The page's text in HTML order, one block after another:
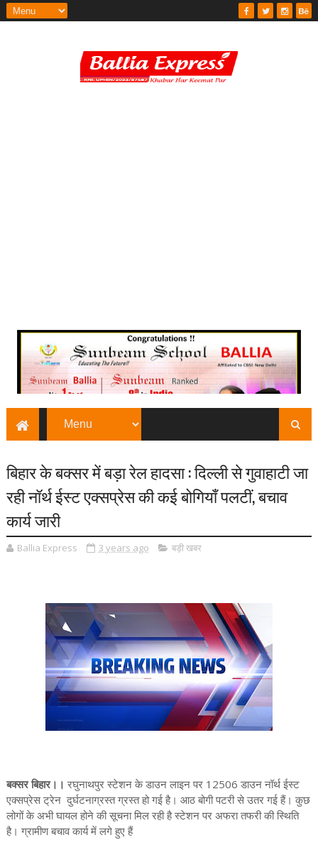
बिहार के बक्सर में बड़ा रेल हादसा : दिल्ली से गुवाहाटी जा
रही नॉर्थ ईस्ट एक्सप्रेस की कई बोगियाँ पलटीं, बचाव
कार्य जारी
Ballia Express 3 years ago बड़ी खबर
बक्सर बिहार।। रघुनाथपुर स्टेशन के डाउन लाइन पर 12506 डाउन नॉर्थ ईस्ट
एक्सप्रेस ट्रेन दुर्घटनाग्रस्त ग्रस्त हो गई है। आठ बोगी पटरी से उतर गई हैं। कुछ
लोगों के अभी घायल होने की सूचना मिल रही है स्टेशन पर अफरा तफरी की स्थिति
है। ग्रामीण बचाव कार्य में लगे हुए हैं